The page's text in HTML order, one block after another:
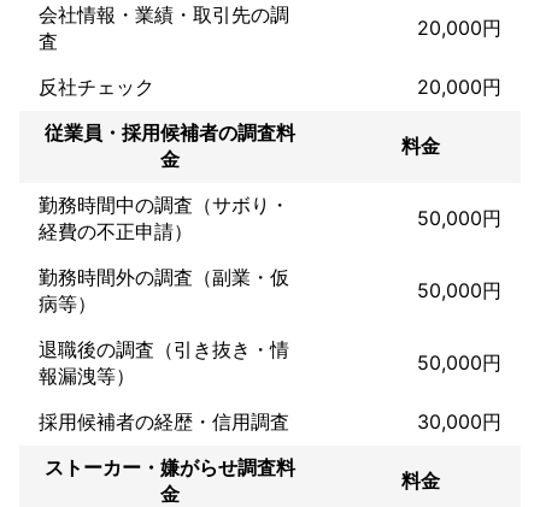
えない場合が大半です。
裁判用情報を収集しております。
そんな状況でも相談者のために必要な調査をアドバイスして満足
LINEやメールなどで確証をお持ちであればGPSでの行動調査をし
て格安で調査を始められます。
娘さんの行動が知りたい
専業主婦の妻の日中確証何をしているか？など
アピールポイント
探偵社の1日の調査じかんは5時間から8時間を1日と表現して1日
料金を請求されますが、オウル総合探偵社は1日を14時間としてお
りますので途中で契約の時間が終了しますが？【延長します
か？】のような追加料金がありません。
一度お問い合わせしていただければカウンセリング専門者が無料
で対応させていただきます。
会社情報・業績・取引先の調
査
20,000円
反社チェック
20,000円
従業員・採用候補者の調査料
金
料金
勤務時間中の調査（サボり・
経費の不正申請）
50,000円
勤務時間外の調査（副業・仮
病等）
50,000円
退職後の調査（引き抜き・情
報漏洩等）
50,000円
採用候補者の経歴・信用調査
30,000円
ストーカー・嫌がらせ調査料
金
料金